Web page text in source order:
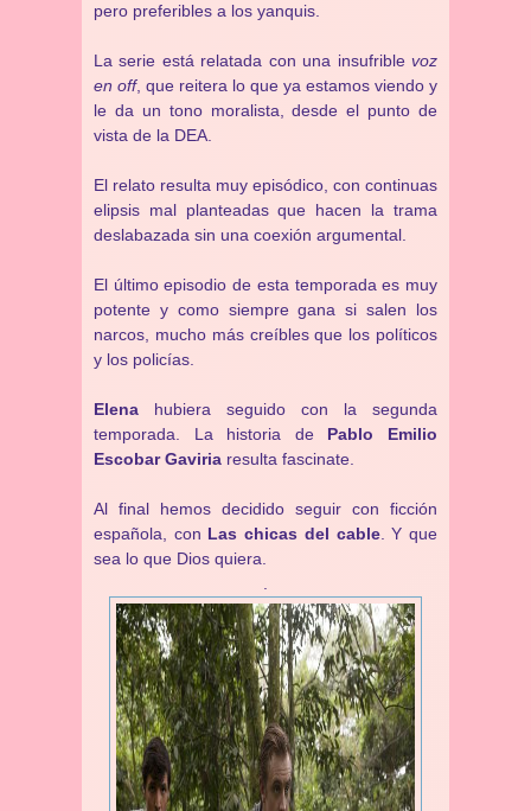
pero preferibles a los yanquis.
La serie está relatada con una insufrible voz
en off, que reitera lo que ya estamos viendo y
le da un tono moralista, desde el punto de
vista de la DEA.
El relato resulta muy episódico, con continuas
elipsis mal planteadas que hacen la trama
deslabazada sin una coexión argumental.
El último episodio de esta temporada es muy
potente y como siempre gana si salen los
narcos, mucho más creíbles que los políticos
y los policías.
Elena hubiera seguido con la segunda
temporada. La historia de Pablo Emilio
Escobar Gaviria resulta fascinate.
Al final hemos decidido seguir con ficción
española, con Las chicas del cable. Y que
sea lo que Dios quiera.